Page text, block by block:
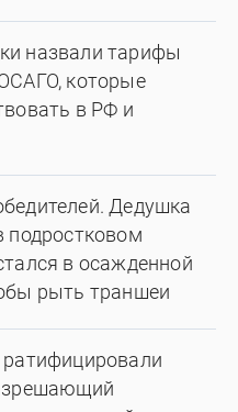
назвали тарифы
которые
в РФ и
Дедушка
подростковом
в осажденной
рыть траншеи
ратифицировали